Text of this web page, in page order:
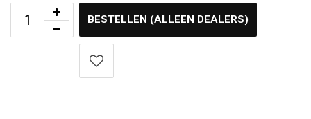
BESTELLEN (ALLEEN DEALERS)